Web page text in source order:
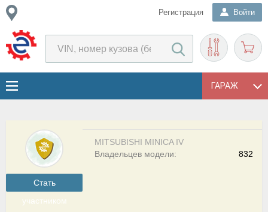
Регистрация Войти
ГАРАЖ
Cтать
участником
MITSUBISHI MINICA IV
832
Владельцев модели: